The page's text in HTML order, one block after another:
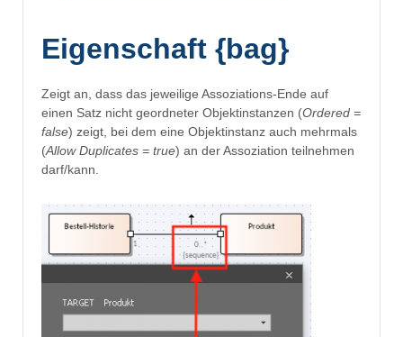
Eigenschaft {bag}
Zeigt an, dass das jeweilige Assoziations-Ende auf
einen Satz nicht geordneter Objektinstanzen (Ordered =
false) zeigt, bei dem eine Objektinstanz auch mehrmals
(Allow Duplicates = true) an der Assoziation teilnehmen
darf/kann.